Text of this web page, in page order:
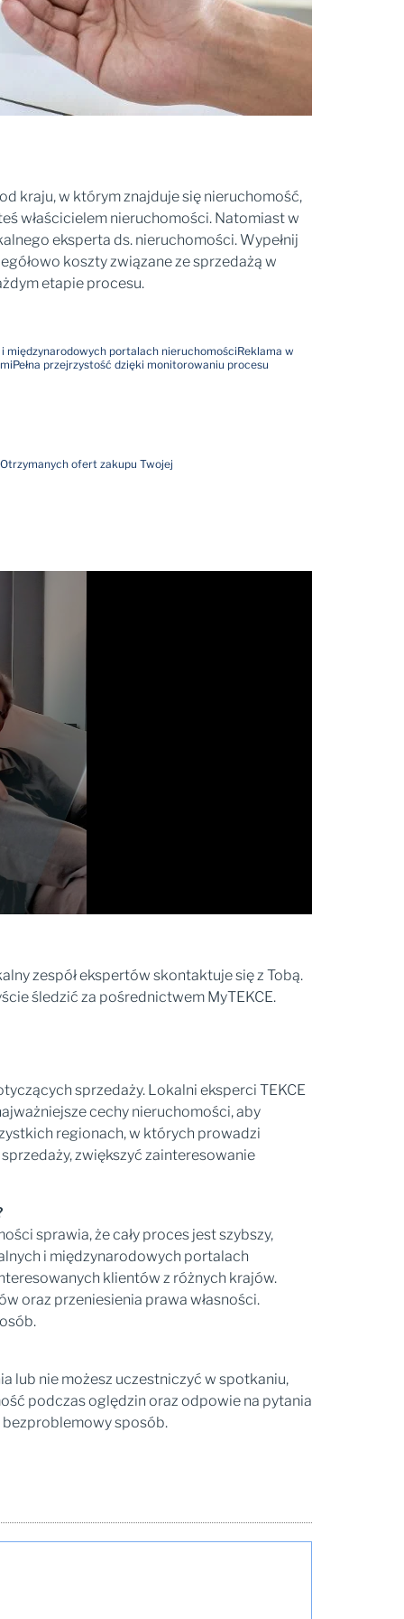
kraju, w którym znajduje się nieruchomość,
właścicielem nieruchomości. Natomiast w
eksperta ds. nieruchomości. Wypełnij
koszty związane ze sprzedażą w
etapie procesu.
międzynarodowych portalach nieruchomościReklama w
Pełna przejrzystość dzięki monitorowaniu procesu
Otrzymanych ofert zakupu Twojej
zespół ekspertów skontaktuje się z Tobą.
śledzić za pośrednictwem MyTEKCE.
sprzedaży. Lokalni eksperci TEKCE
cechy nieruchomości, aby
regionach, w których prowadzi
zwiększyć zainteresowanie
sprawia, że cały proces jest szybszy,
i międzynarodowych portalach
klientów z różnych krajów.
oraz przeniesienia prawa własności.
lub nie możesz uczestniczyć w spotkaniu,
podczas oględzin oraz odpowie na pytania
bezproblemowy sposób.